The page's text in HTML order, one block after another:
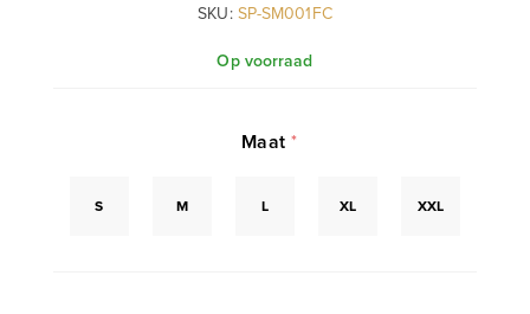
SKU: SP-SM001FC
Op voorraad
Maat*
S M L XL XXL